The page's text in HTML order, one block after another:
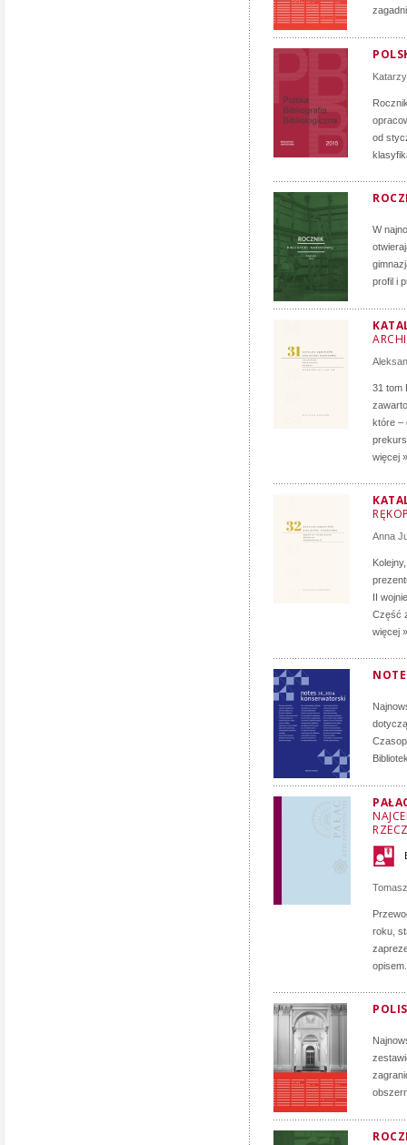
od
W
profil i
31 tom
które –
więcej »
Anna
II
Część
więcej »
roku,